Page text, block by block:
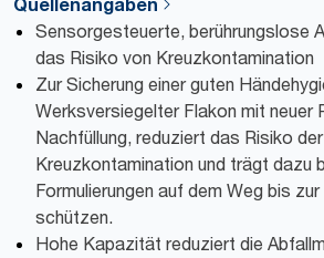
Quellenangaben
Sensorgesteuerte, berührungslose
das Risiko von Kreuzkontamination
Zur Sicherung einer guten
Werksversiegelter Flakon mit neuer
Nachfüllung, reduziert das Risiko der
Kreuzkontamination und trägt dazu
Formulierungen auf dem Weg bis
schützen.
Hohe Kapazität reduziert die